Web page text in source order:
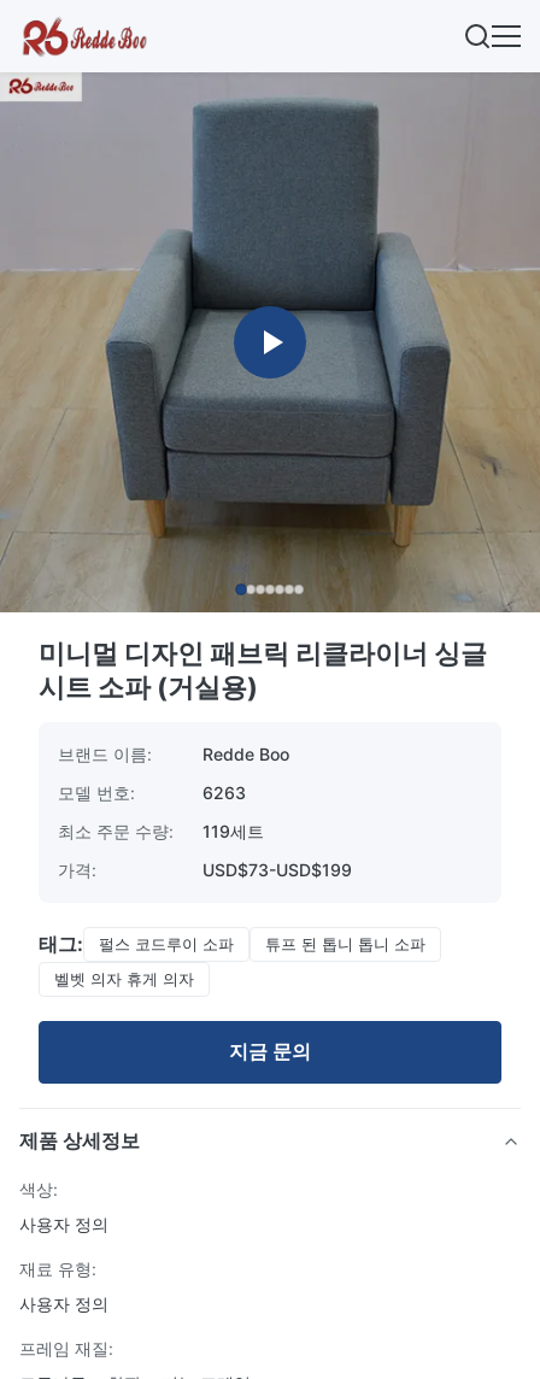
미니멀 디자인 패브릭 리클라이너 싱글
시트 소파 (거실용)
브랜드 이름:
Redde Boo
모델 번호:
6263
최소 주문 수량:
119세트
가격:
USD$73-USD$199
태그: 펄스 코드루이 소파
튜프 된 톱니 톱니 소파
벨벳 의자 휴게 의자
지금 문의
제품 상세정보
색상:
사용자 정의
재료 유형:
사용자 정의
프레임 재질: